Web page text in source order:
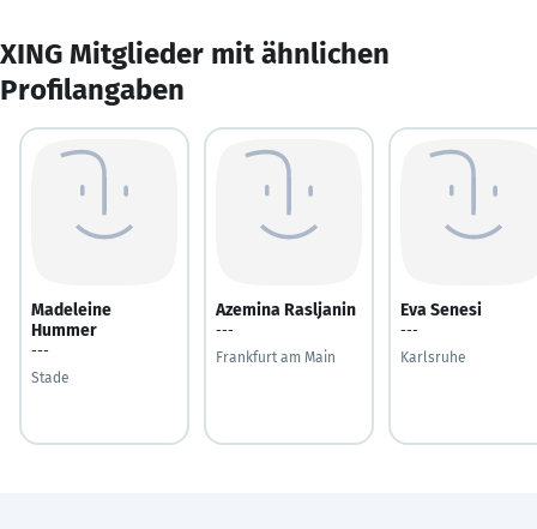
XING Mitglieder mit ähnlichen
Profilangaben
Madeleine
Hummer
---
Stade
Azemina Rasljanin
---
Frankfurt am Main
Eva Senesi
---
Karlsruhe